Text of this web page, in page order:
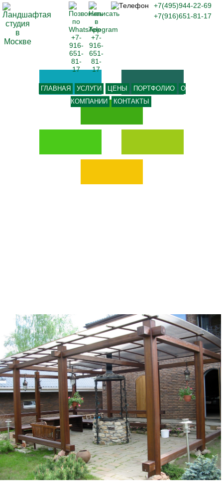
+7(495)944-22-69
+7(916)651-81-17
ГЛАВНАЯ УСЛУГИ ЦЕНЫ ПОРТФОЛИО
О
КОМПАНИИ
КОНТАКТЫ